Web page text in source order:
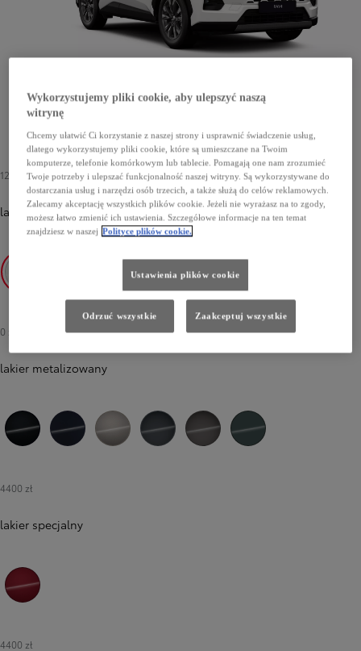
1200 zł
lakier podstawowy-040 Pure White 1200 zł
0 zł
lakier metalizowany
4400 zł
lakier specjalny
4400 zł
Wykorzystujemy pliki cookie, aby ulepszyć naszą
witrynę
Chcemy ułatwić Ci korzystanie z naszej strony i usprawnić świadczenie usług,
dlatego wykorzystujemy pliki cookie, które są umieszczane na Twoim
komputerze, telefonie komórkowym lub tablecie. Pomagają one nam zrozumieć
Twoje potrzeby i ulepszać funkcjonalność naszej witryny. Są wykorzystywane do
dostarczania usług i narzędzi osób trzecich, a także służą do celów reklamowych.
Zalecamy akceptację wszystkich plików cookie. Jeżeli nie wyrażasz na to zgody,
możesz łatwo zmienić ich ustawienia. Szczegółowe informacje na ten temat
znajdziesz w naszej Polityce plików cookie.
Ustawienia plików cookie
Odrzuć wszystkie Zaakceptuj wszystkie